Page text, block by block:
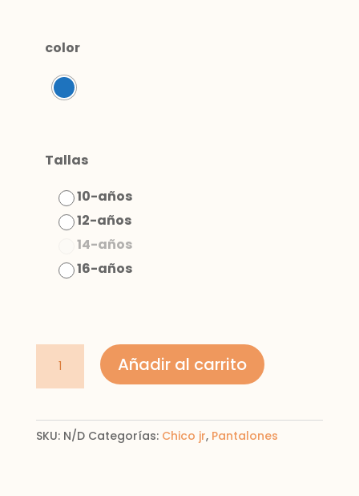
color
Tallas
10-años
12-años
14-años
16-años
mezclilla
fit
con
Añadir al carrito
SKU: N/D Categorías: Chico jr, Pantalones